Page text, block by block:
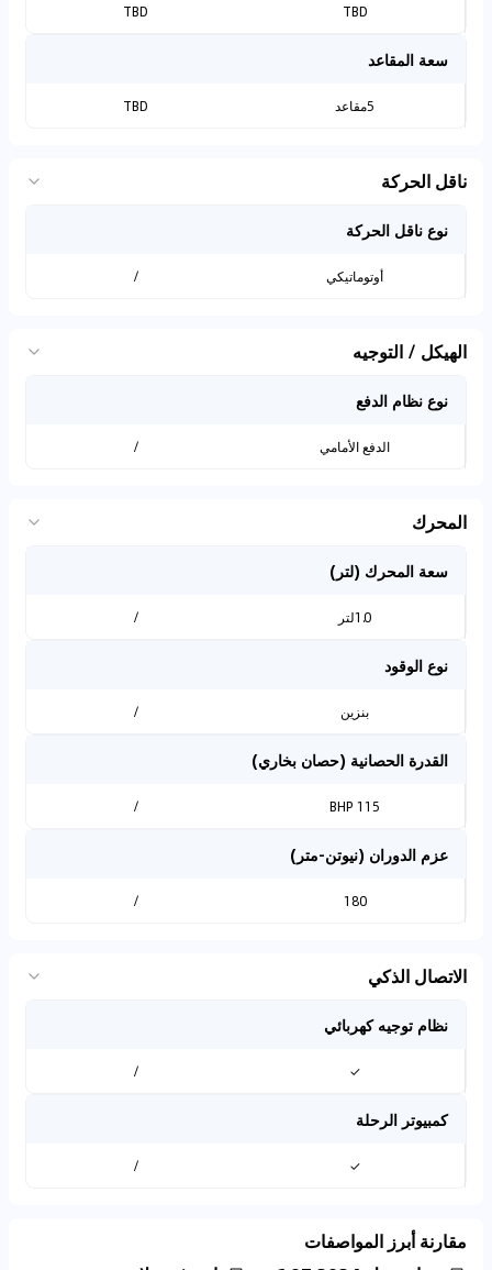
TBD
TBD
سعة المقاعد
5مقاعد TBD
ناقل الحركة
نوع ناقل الحركة
أوتوماتيكي /
الهيكل / التوجيه
نوع نظام الدفع
الدفع الأمامي /
المحرك
سعة المحرك (لتر)
1.0لتر /
نوع الوقود
بنزين /
القدرة الحصانية (حصان بخاري)
115 BHP
/
عزم الدوران (نيوتن-متر)
180
/
الاتصال الذكي
نظام توجيه كهربائي
✓
/
كمبيوتر الرحلة
✓
/
مقارنة أبرز المواصفات